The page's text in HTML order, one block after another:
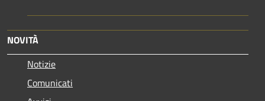
NOVITÀ
Notizie
Comunicati